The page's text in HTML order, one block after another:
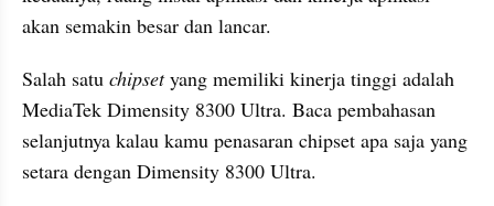
akan semakin besar dan lancar.
Salah satu chipset yang memiliki kinerja tinggi adalah
MediaTek Dimensity 8300 Ultra. Baca pembahasan
selanjutnya kalau kamu penasaran chipset apa saja yang
setara dengan Dimensity 8300 Ultra.